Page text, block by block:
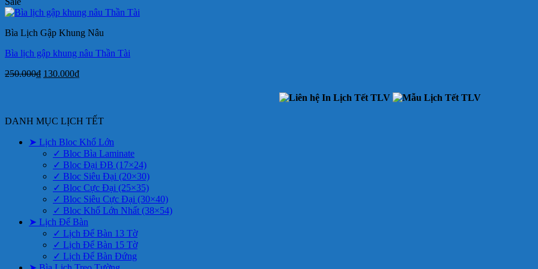
là:
tại
150.000₫.
Bìa Lịch Gập Khung Nâu
Bìa lịch gập khung nâu Thần Tài
250.000₫ Giá
130.000₫Giá
130.000₫.
DANH MỤC LỊCH TẾT
➤ Lịch Bloc Khổ Lớn
✓ Bloc Bìa Laminate
✓ Bloc Đại ĐB (17×24)
✓ Bloc Siêu Đại (20×30)
✓ Bloc Cực Đại (25×35)
✓ Bloc Siêu Cực Đại (30×40)
✓ Bloc Khổ Lớn Nhất (38×54)
➤ Lịch Để Bàn
✓ Lịch Để Bàn 13 Tờ
✓ Lịch Để Bàn 15 Tờ
✓ Lịch Để Bàn Đứng